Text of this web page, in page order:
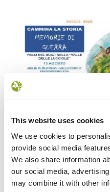
This website uses cookies
We use cookies to
provide social media
We also share information
our social media,
may combine it with other
UN FESTIVAL DIFFUSOper
scoprire/coltivare/lo spirito/
vallePASSI NEL BUIO: NELLA
DELLE LUCCIOLE" 13
Leggi tutto